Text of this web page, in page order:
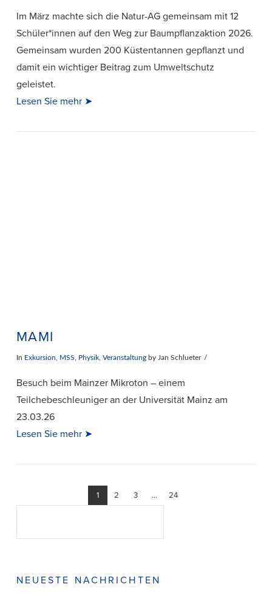
Im März machte sich die Natur-AG gemeinsam mit 12
Schüler*innen auf den Weg zur Baumpflanzaktion 2026.
Gemeinsam wurden 200 Küstentannen gepflanzt und
damit ein wichtiger Beitrag zum Umweltschutz
geleistet.
Lesen Sie mehr ➤
VIEW POST
MAMI
In Exkursion MSS Physik, Veranstaltungby Jan Schlueter
Besuch beim Mainzer Mikroton – einem
Teilchebeschleuniger an der Universität Mainz am
23.03.26
Lesen Sie mehr ➤
1 2 3 ... 24
NEUESTE NACHRICHTEN